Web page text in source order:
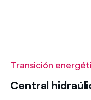
Transición
Central